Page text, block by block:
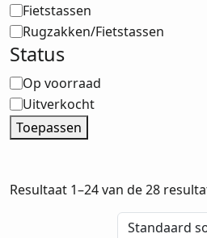
Categorie
Fietstassen
Rugzakken/Fietstassen
Status
Status
Op voorraad
Uitverkocht
Toepassen
Resultaat 1–24 van de 28